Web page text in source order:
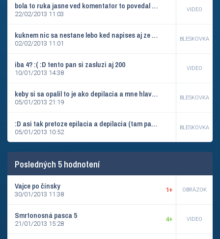
bola to ruka jasne ved komentator to povedal no gol platil aj tak couz skoda ze barca hrala zaspato
22/02/2013 11:03
VIDEO
kuknem nic sa nestane lebo ked napises aj ze si drogoval nikto ti nic nedokaze a co ak si obl v holandsku napr. a tma je to dovolene hovno ti mozu
02/02/2013 11:01
BLESKOVKA
iba 4? :( :D tento pan si zasluzi aj 200
10/01/2013 14:38
VIDEO
keby si sa opalil to je ako depilacia a mne hlavne vadi ze po holeni ti hned vidno cierne bodky je to take divne
05/01/2013 21:19
BLESKOVKA
:D asi tak pretoze epilacia a depilacia (tam patri aj holenie) je ROZDIEL :P
05/01/2013 10:52
BLESKOVKA
Posledných 5 hodnotení
Vajce po čínsky
30/01/2013 11:38
1+ OBRÁZOK
Smrtonosná pasca 5
21/01/2013 15:28
4+ VIDEO